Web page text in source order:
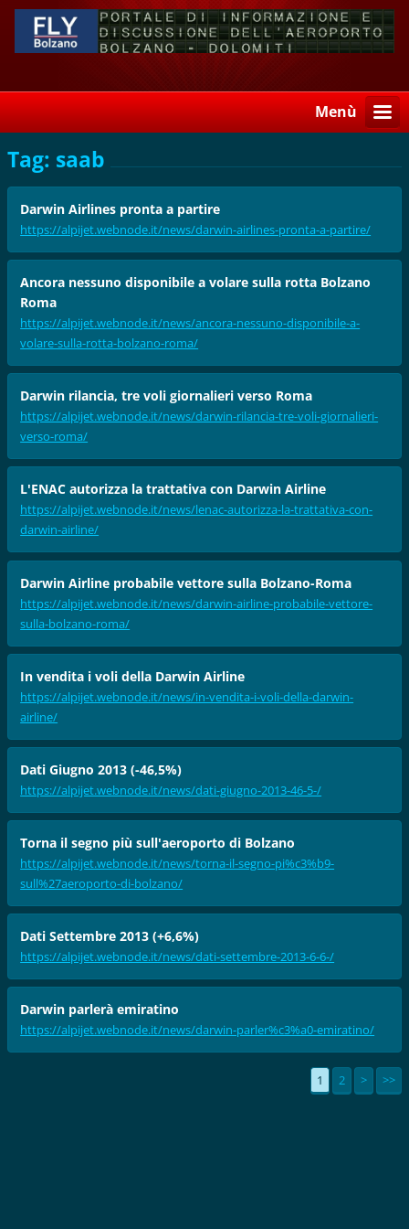
Menù
Tag: saab
Darwin Airlines pronta a partire
https://alpijet.webnode.it/news/darwin-airlines-pronta-a-partire/
Ancora nessuno disponibile a volare sulla rotta Bolzano
Roma
https://alpijet.webnode.it/news/ancora-nessuno-disponibile-a-
volare-sulla-rotta-bolzano-roma/
Darwin rilancia, tre voli giornalieri verso Roma
https://alpijet.webnode.it/news/darwin-rilancia-tre-voli-giornalieri-
verso-roma/
L'ENAC autorizza la trattativa con Darwin Airline
https://alpijet.webnode.it/news/lenac-autorizza-la-trattativa-con-
darwin-airline/
Darwin Airline probabile vettore sulla Bolzano-Roma
https://alpijet.webnode.it/news/darwin-airline-probabile-vettore-
sulla-bolzano-roma/
In vendita i voli della Darwin Airline
https://alpijet.webnode.it/news/in-vendita-i-voli-della-darwin-
airline/
Dati Giugno 2013 (-46,5%)
https://alpijet.webnode.it/news/dati-giugno-2013-46-5-/
Torna il segno più sull'aeroporto di Bolzano
https://alpijet.webnode.it/news/torna-il-segno-pi%c3%b9-
sull%27aeroporto-di-bolzano/
Dati Settembre 2013 (+6,6%)
https://alpijet.webnode.it/news/dati-settembre-2013-6-6-/
Darwin parlerà emiratino
https://alpijet.webnode.it/news/darwin-parler%c3%a0-emiratino/
1 2 > >>